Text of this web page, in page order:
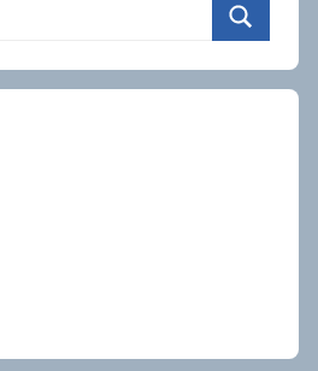
Suchen